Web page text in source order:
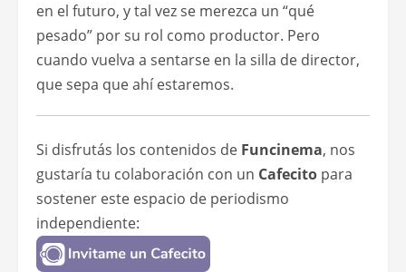
en el futuro, y tal vez se merezca un “qué
pesado” por su rol como productor. Pero
cuando vuelva a sentarse en la silla de director,
que sepa que ahí estaremos.
Si disfrutás los contenidos de Funcinema, nos
gustaría tu colaboración con un Cafecito para
sostener este espacio de periodismo
independiente: